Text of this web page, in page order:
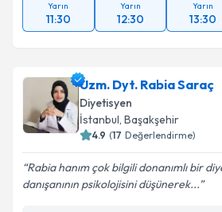
Yarın
11:30
Yarın
12:30
Yarın
13:30
Uzm. Dyt. Rabia Saraç
Diyetisyen
İstanbul, Başakşehir
4.9 (17 Değerlendirme)
Rabia hanım çok bilgili donanımlı bir
danışanının psikolojisini düşünerek...